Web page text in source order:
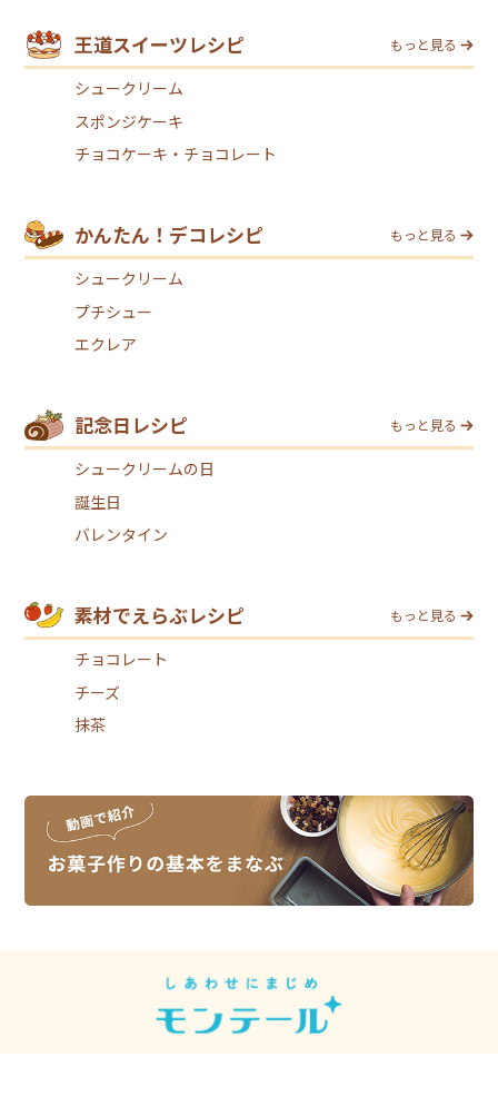
王道スイーツレシピ もっと見る
シュークリーム
スポンジケーキ
チョコケーキ・チョコレート
かんたん！デコレシピ もっと見る
シュークリーム
プチシュー
エクレア
記念日レシピ もっと見る
シュークリームの日
誕生日
バレンタイン
素材でえらぶレシピ もっと見る
チョコレート
チーズ
抹茶